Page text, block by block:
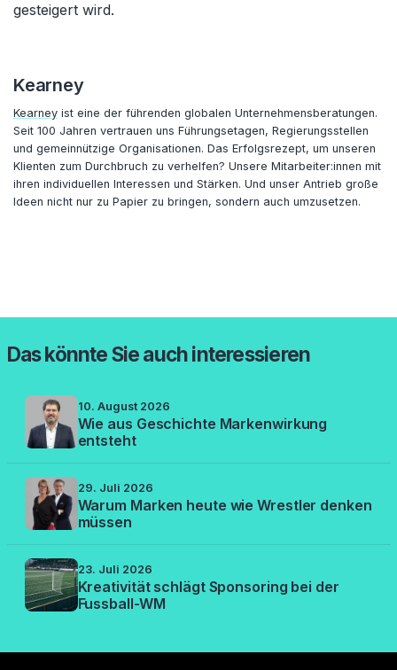
gesteigert wird.
Kearney
Kearney ist eine der führenden globalen Unternehmensberatungen.
Seit 100 Jahren vertrauen uns Führungsetagen, Regierungsstellen
und gemeinnützige Organisationen. Das Erfolgsrezept, um unseren
Klienten zum Durchbruch zu verhelfen? Unsere Mitarbeiter:innen mit
ihren individuellen Interessen und Stärken. Und unser Antrieb große
Ideen nicht nur zu Papier zu bringen, sondern auch umzusetzen.
Das könnte Sie auch interessieren
10. August 2026
Wie aus Geschichte Markenwirkung
entsteht
29. Juli 2026
Warum Marken heute wie Wrestler denken
müssen
23. Juli 2026
Kreativität schlägt Sponsoring bei der
Fussball-WM